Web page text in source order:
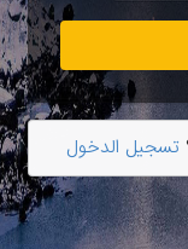
تسجيل الدخول